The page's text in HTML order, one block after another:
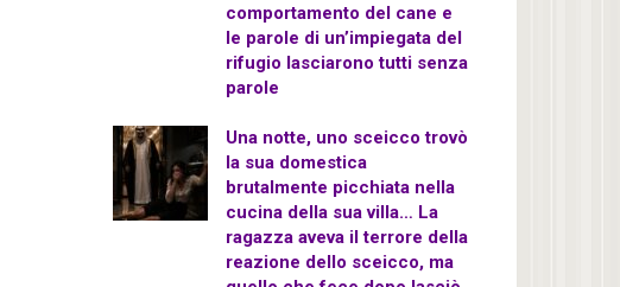
comportamento del cane e
le parole di un’impiegata del
rifugio lasciarono tutti senza
parole
Una notte, uno sceicco trovò
la sua domestica
brutalmente picchiata nella
cucina della sua villa… La
ragazza aveva il terrore della
reazione dello sceicco, ma